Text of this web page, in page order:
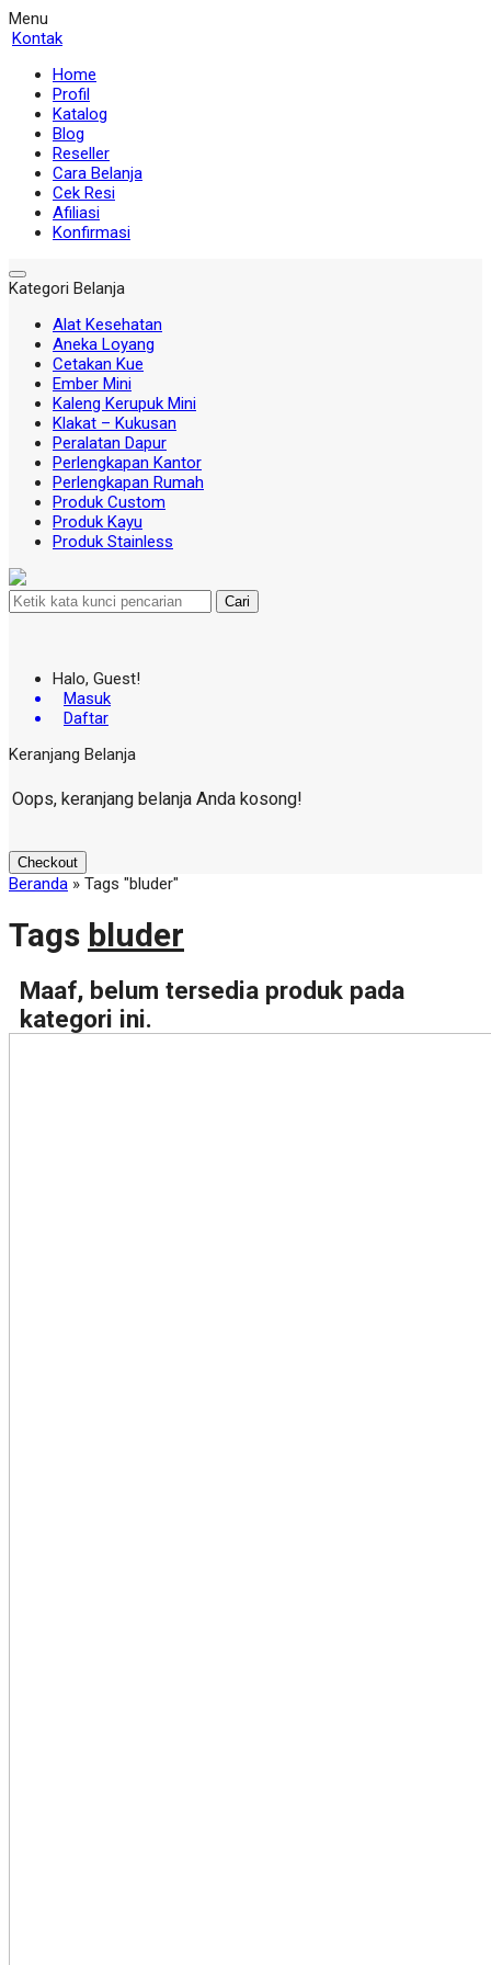
Menu
Kontak
Home
Profil
Katalog
Blog
Reseller
Cara Belanja
Cek Resi
Afiliasi
Konfirmasi
Kategori Belanja
Alat Kesehatan
Aneka Loyang
Cetakan Kue
Ember Mini
Kaleng Kerupuk Mini
Klakat – Kukusan
Peralatan Dapur
Perlengkapan Kantor
Perlengkapan Rumah
Produk Custom
Produk Kayu
Produk Stainless
Cari
Halo, Guest!
Masuk
Daftar
Keranjang Belanja
Oops, keranjang belanja Anda kosong!
Checkout
Beranda » Tags "bluder"
Tags bluder
Maaf, belum tersedia produk pada
kategori ini.